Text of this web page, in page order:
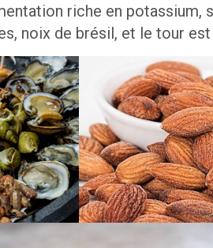
riche en potassium,
noix de brésil, et le tour est